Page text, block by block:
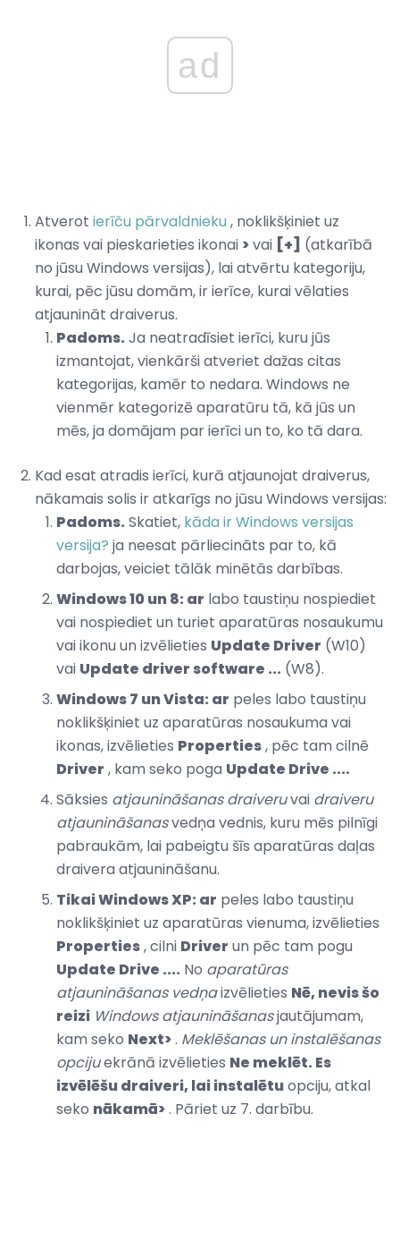
ad
Atverot ierīču pārvaldnieku, noklikšķiniet uz
ikonas vai pieskarieties ikonai >vai [+] (atkarībā
no jūsu Windows versijas), lai atvērtu kategoriju,
kurai, pēc jūsu domām, ir ierīce, kurai vēlaties
atjaunināt draiverus.
Padoms. Ja neatradīsiet ierīci, kuru jūs
izmantojat, vienkārši atveriet dažas citas
kategorijas, kamēr to nedara. Windows ne
vienmēr kategorizē aparatūru tā, kā jūs un
mēs, ja domājam par ierīci un to, ko tā dara.
Kad esat atradis ierīci, kurā atjaunojat draiverus,
nākamais solis ir atkarīgs no jūsu Windows versijas:
Padoms. Skatiet, kāda ir Windows versijas
versija? ja neesat pārliecināts par to, kā
darbojas, veiciet tālāk minētās darbības.
Windows 10 un 8: ar labo taustiņu nospiediet
vai nospiediet un turiet aparatūras nosaukumu
vai ikonu un izvēlieties Update Driver (W10)
vai Update driver software ... (W8).
Windows 7 un Vista: ar peles labo taustiņu
noklikšķiniet uz aparatūras nosaukuma vai
ikonas, izvēlieties Properties, pēc tam cilnē
Driver , kam seko poga Update Drive ....
Sāksies atjaunināšanas draiveruvai draiveru
atjaunināšanasvedņa vednis, kuru mēs pilnīgi
pabraukām, lai pabeigtu šīs aparatūras daļas
draivera atjaunināšanu.
Tikai Windows XP: ar peles labo taustiņu
noklikšķiniet uz aparatūras vienuma, izvēlieties
Properties, cilni Driver un pēc tam pogu
Update Drive .... No aparatūras
atjaunināšanas vedņaizvēlieties Nē, nevis šo
reizi Windows atjaunināšanasjautājumam,
kam seko Next>. Meklēšanas un instalēšanas
opcijuekrānā izvēlieties Ne meklēt. Es
izvēlēšu draiveri, lai instalētuopciju, atkal
seko nākamā>. Pāriet uz 7. darbību.